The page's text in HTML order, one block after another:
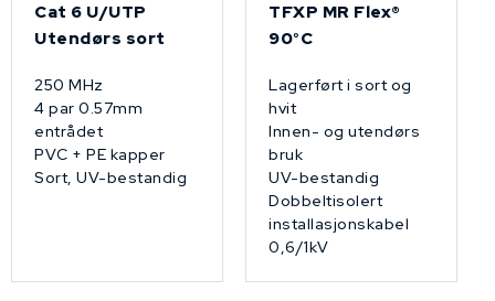
Cat 6 U/UTP
Utendørs sort
250 MHz
4 par 0.57mm
entrådet
PVC + PE kapper
Sort, UV-bestandig
TFXP MR Flex®
90°C
Lagerført i sort og
hvit
Innen- og utendørs
bruk
UV-bestandig
Dobbeltisolert
installasjonskabel
0,6/1kV